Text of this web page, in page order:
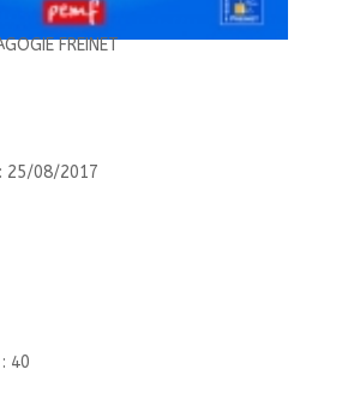
FREINET
25/08/2017
40